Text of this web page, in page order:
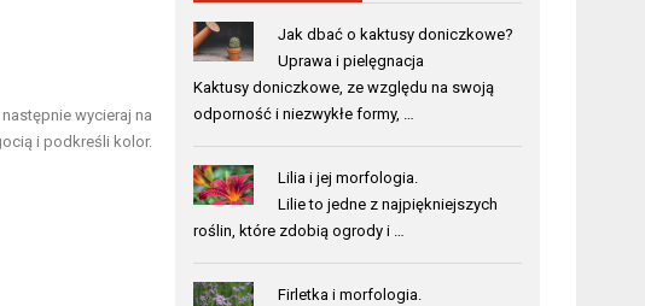
wycieraj na
i podkreśli kolor.
Jak dbać o kaktusy doniczkowe?
Uprawa i pielęgnacja
Kaktusy doniczkowe, ze względu na swoją
odporność i niezwykłe formy, …
Lilia i jej morfologia.
Lilie to jedne z najpiękniejszych
roślin, które zdobią ogrody i …
Firletka i morfologia.